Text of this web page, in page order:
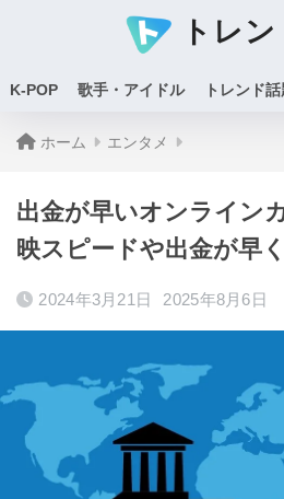
トレン
K-POP 歌手・アイドル トレンド話
ホーム エンタメ
出金が早いオンライン
映スピードや出金が早
2024年3月21日 2025年8月6日